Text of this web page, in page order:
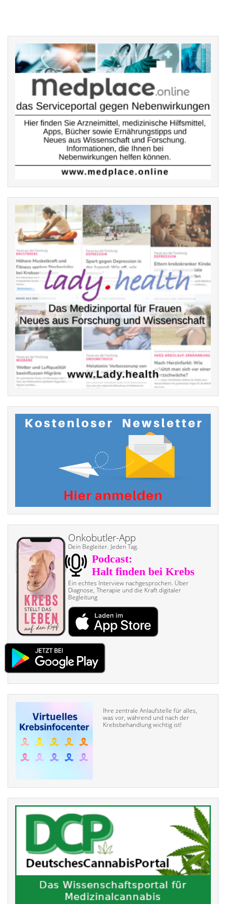
Onkobutler-App
Dein Begleiter. Jeden Tag.
Ein echtes Interview nach­gesprochen. Über
Diagnose, Therapie und die Kraft digitaler
Begleitung
Ihre zentrale Anlaufstelle für alles,
was vor, während und nach der
Krebsbehandlung wichtig ist!